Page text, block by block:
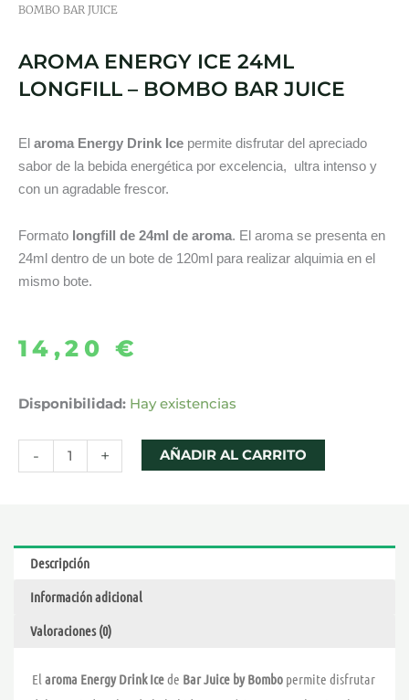
BOMBO BAR JUICE
AROMA ENERGY ICE 24ML
LONGFILL – BOMBO BAR JUICE
El aroma Energy Drink Ice permite disfrutar del apreciado
sabor de la bebida energética por excelencia, ultra intenso y
con un agradable frescor.
Formato longfill de 24ml de aroma. El aroma se presenta en
24ml dentro de un bote de 120ml para realizar alquimia en el
mismo bote.
14,20€
Disponibilidad: Hay existencias
-
AROMA
ICE
24ML
BOMBO
JUICE
cantidad
+ AÑADIR AL CARRITO
Descripción
Información adicional
Valoraciones (0)
El aroma Energy Drink Icede Bar Juice by Bombo permite disfrutar